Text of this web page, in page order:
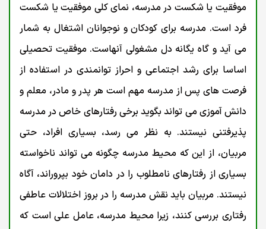
موفقیت یا شکست در مدرسه، نمای کلی موفقیت یا شکست
فرد است. مدرسه برای کودکان و نوجوانان اشتغال به شمار
می آید و گاه یگانه دل مشغولی آنهاست. موفقیت تحصیلی
اساسا برای رشد اجتماعی و احراز توانمندی در استفاده از
فرصت های پس از مدرسه مهم است هر پدر و مادر، معلم و
دانش آموزی می تواند بگوید برخی رفتارهای خاص در مدرسه
پذیرفتنی نیستند. به نظر می رسد، بسیاری افراد، حتی
مربیان، از این که محیط مدرسه چگونه می تواند ناخواسته
بسیاری از رفتارهای نامطلوب را در دامان خود بپروراند، آگاه
نیستند. مربیان باید نقش مدرسه را در بروز اختلالات عاطفی
رفتاری بررسی کنند، زیرا محیط مدرسه، عامل على است که